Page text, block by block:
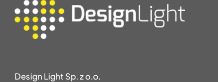
Design Light Sp. z o.o.